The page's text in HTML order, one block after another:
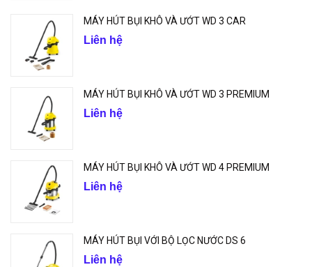
MÁY HÚT BỤI KHÔ VÀ ƯỚT WD 3 CAR
Liên hệ
MÁY HÚT BỤI KHÔ VÀ ƯỚT WD 3 PREMIUM
Liên hệ
MÁY HÚT BỤI KHÔ VÀ ƯỚT WD 4 PREMIUM
Liên hệ
MÁY HÚT BỤI VỚI BỘ LỌC NƯỚC DS 6
Liên hệ